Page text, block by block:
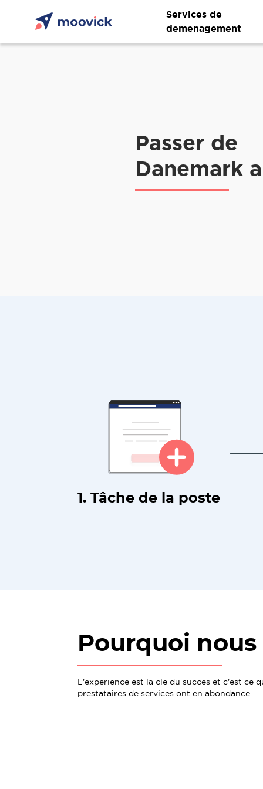
Services de
demenagement
Passer de
Danemark
1. Tâche de la poste
Pourquoi
L'experience est la cle du succes et c'est ce
prestataires de services ont en abondance